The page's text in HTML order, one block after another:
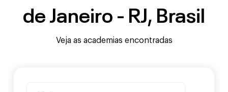
de Janeiro - RJ, Brasil
Veja as academias encontradas